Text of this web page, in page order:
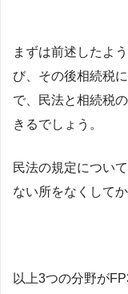
まずは前述したよ
び、その後相続税
で、民法と相続税
きるでしょう。
民法の規定につい
ない所をなくして
以上3つの分野が